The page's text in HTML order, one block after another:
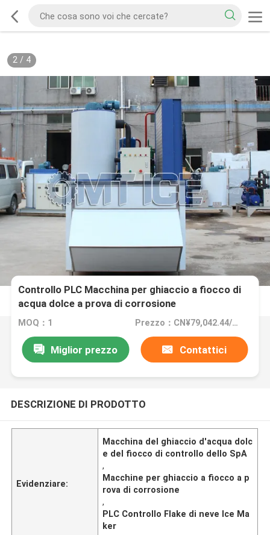
2/ 4
Controllo PLC Macchina per ghiaccio a fiocco di
acqua dolce a prova di corrosione
MOQ：1 Prezzo：CN¥79,042.44/sets 1-2 sets
Miglior prezzo Contattici
DESCRIZIONE DI PRODOTTO
Evidenziare:
Macchina del ghiaccio d'acqua dolc
e del fiocco di controllo dello SpA
,
Macchine per ghiaccio a fiocco a p
rova di corrosione
,
PLC Controllo Flake di neve Ice Ma
ker